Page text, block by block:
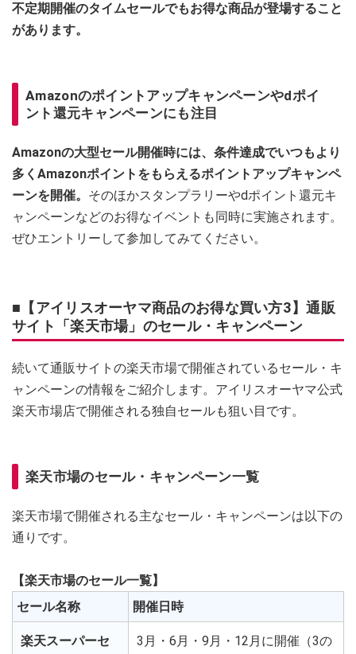
不定期開催のタイムセールでもお得な商品が登場すること
があります。
Amazonのポイントアップキャンペーンやdポイ
ント還元キャンペーンにも注目
Amazonの大型セール開催時には、条件達成でいつもより
多くAmazonポイントをもらえるポイントアップキャンペ
ーンを開催。 そのほかスタンプラリーやdポイント還元キ
ャンペーンなどのお得なイベントも同時に実施されます。
ぜひエントリーして参加してみてください。
■【アイリスオーヤマ商品のお得な買い方3】通販
サイト「楽天市場」のセール・キャンペーン
続いて通販サイトの楽天市場で開催されているセール・キ
ャンペーンの情報をご紹介します。アイリスオーヤマ公式
楽天市場店で開催される独自セールも狙い目です。
楽天市場のセール・キャンペーン一覧
楽天市場で開催される主なセール・キャンペーンは以下の
通りです。
【楽天市場のセール一覧】
セール名称
開催日時
楽天スーパーセ
3月・6月・9月・12月に開催（3の